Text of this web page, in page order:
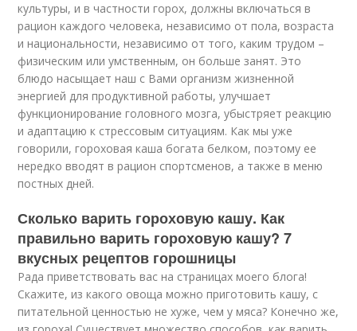
культуры, и в частности горох, должны включаться в
рацион каждого человека, независимо от пола, возраста
и национальности, независимо от того, каким трудом –
физическим или умственным, он больше занят. Это
блюдо насыщает наш с Вами организм жизненной
энергией для продуктивной работы, улучшает
функционирование головного мозга, убыстряет реакцию
и адаптацию к стрессовым ситуациям. Как мы уже
говорили, гороховая каша богата белком, поэтому ее
нередко вводят в рацион спортсменов, а также в меню
постных дней.
Сколько варить гороховую кашу. Как
правильно варить гороховую кашу? 7
вкусных рецептов горошницы
Рада приветствовать вас на страницах моего блога!
Скажите, из какого овоща можно приготовить кашу, с
питательной ценностью не хуже, чем у мяса? Конечно же,